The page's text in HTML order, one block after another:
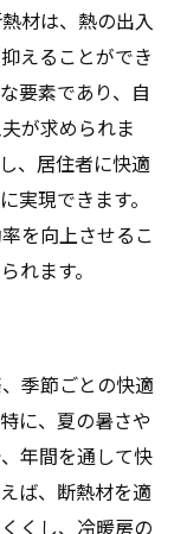
材は、熱の出入
えることができ
要素であり、自
が求められま
、居住者に快適
実現できます。
を向上させるこ
れます。
季節ごとの快適
に、夏の暑さや
年間を通して快
ば、断熱材を適
くし、冷暖房の